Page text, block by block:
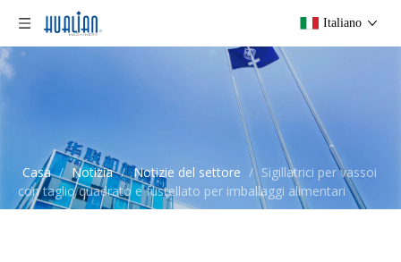
Italiano
Casa / Notizia / Notizie del settore / Sigillatrici per vassoi
con taglio quadrato e fustellato per imballaggi alimentari